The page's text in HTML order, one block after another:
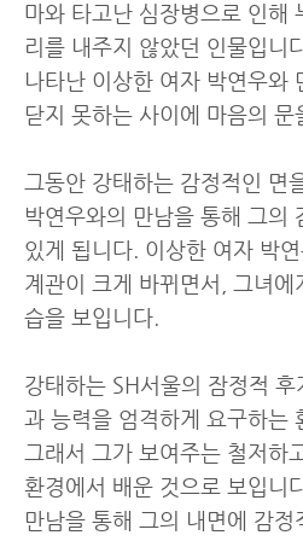
마와 타고난 심장병으로 인해
리를 내주지 않았던 인물입니
나타난 이상한 여자 박연우와
닫지 못하는 사이에 마음의
그동안 강태하는 감정적인 면
박연우와의 만남을 통해 그의
있게 됩니다. 이상한 여자 박
계관이 크게 바뀌면서, 그녀
습을 보입니다.
강태하는 SH서울의 잠정적
과 능력을 엄격하게 요구하는
그래서 그가 보여주는 철저하
환경에서 배운 것으로 보입니
만남을 통해 그의 내면에 감